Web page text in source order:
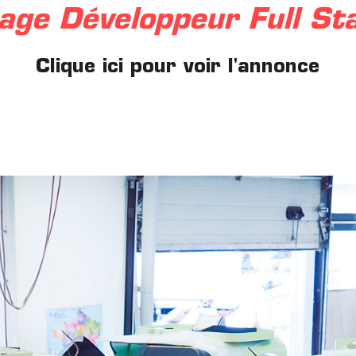
Développeur Full
Clique ici pour voir l'annonce